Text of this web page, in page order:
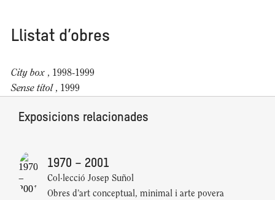
Llistat d’obres
City box , 1998-1999
Sense títol , 1999
Exposicions relacionades
1970 – 2001
Col·lecció Josep Suñol
Obres d’art conceptual, minimal i arte povera